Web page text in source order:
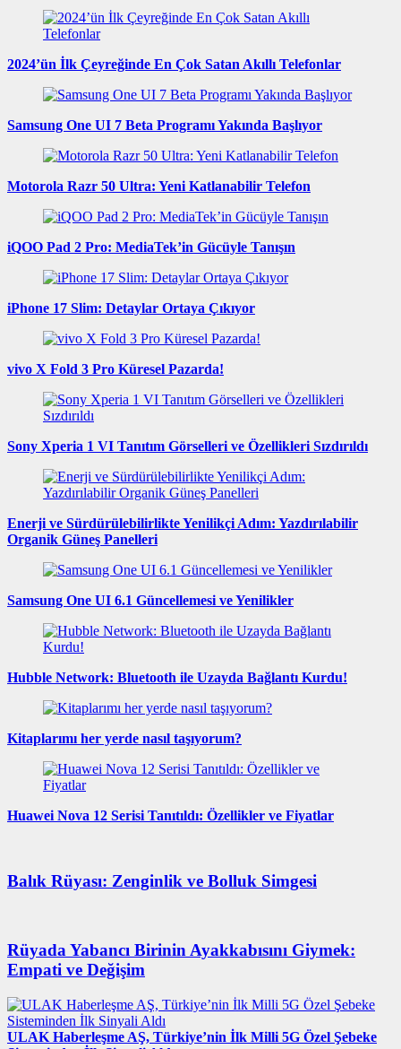
2024’ün İlk Çeyreğinde En Çok Satan Akıllı Telefonlar
Samsung One UI 7 Beta Programı Yakında Başlıyor
Motorola Razr 50 Ultra: Yeni Katlanabilir Telefon
iQOO Pad 2 Pro: MediaTek’in Gücüyle Tanışın
iPhone 17 Slim: Detaylar Ortaya Çıkıyor
vivo X Fold 3 Pro Küresel Pazarda!
Sony Xperia 1 VI Tanıtım Görselleri ve Özellikleri Sızdırıldı
Enerji ve Sürdürülebilirlikte Yenilikçi Adım: Yazdırılabilir
Organik Güneş Panelleri
Samsung One UI 6.1 Güncellemesi ve Yenilikler
Hubble Network: Bluetooth ile Uzayda Bağlantı Kurdu!
Kitaplarımı her yerde nasıl taşıyorum?
Huawei Nova 12 Serisi Tanıtıldı: Özellikler ve Fiyatlar
Balık Rüyası: Zenginlik ve Bolluk Simgesi
Rüyada Yabancı Birinin Ayakkabısını Giymek:
Empati ve Değişim
ULAK Haberleşme AŞ, Türkiye’nin İlk Milli 5G Özel Şebeke